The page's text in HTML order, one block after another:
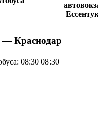
— Краснодар
08:30 08:30